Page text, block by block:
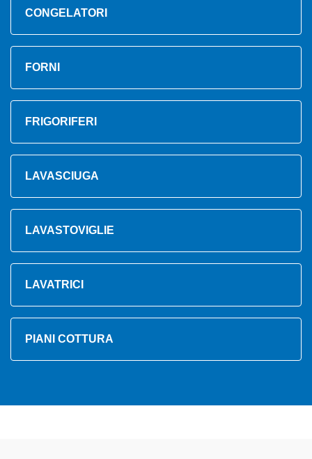
CONGELATORI
FORNI
FRIGORIFERI
LAVASCIUGA
LAVASTOVIGLIE
LAVATRICI
PIANI COTTURA